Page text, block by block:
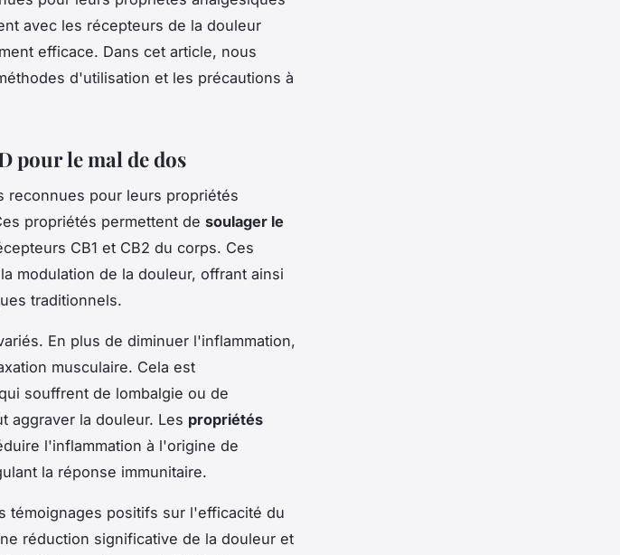
avec les récepteurs de la douleur
efficace. Dans cet article, nous
d'utilisation et les précautions à
pour le mal de dos
reconnues pour leurs propriétés
propriétés permettent de soulager le
CB1 et CB2 du corps. Ces
modulation de la douleur, offrant ainsi
traditionnels.
En plus de diminuer l'inflammation,
musculaire. Cela est
souffrent de lombalgie ou de
aggraver la douleur. Les propriétés
l'inflammation à l'origine de
la réponse immunitaire.
témoignages positifs sur l'efficacité du
réduction significative de la douleur et